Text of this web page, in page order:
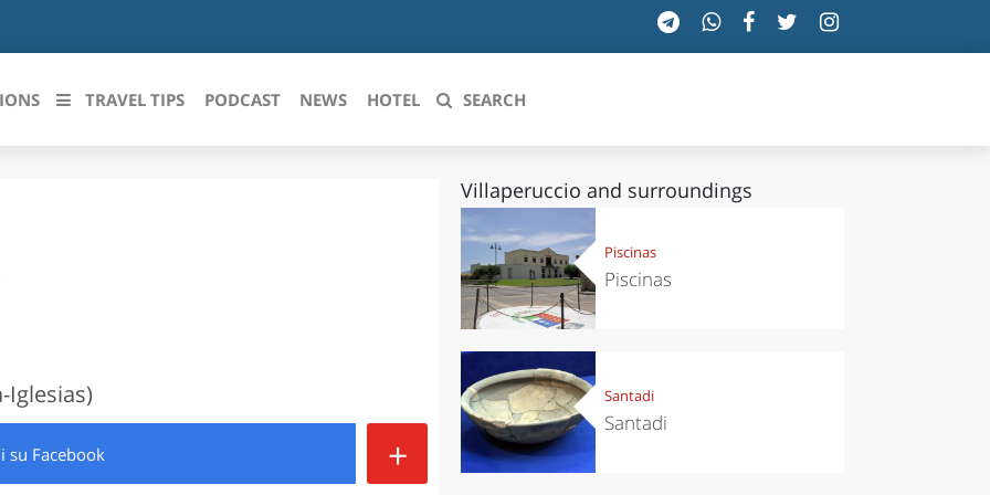
ROMAGNA PIEMONTE
SICILIA
TOSCANA
TRENTINO-ALTO ADIGE
UMBRIA
VALLE D'AOSTA
VENETO
TRAVEL TIPS PODCAST NEWS HOTEL SEARCH
Iglesias)
su Facebook +
Villaperuccio and surroundings
Piscinas
Piscinas
Santadi
Santadi